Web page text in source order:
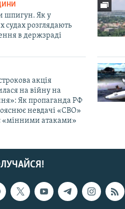
шпигун. Як у
судах розглядають
в держзраді
акція
на війну на
Як пропаганда РФ
невдачі «СВО»
«мінними атаками»